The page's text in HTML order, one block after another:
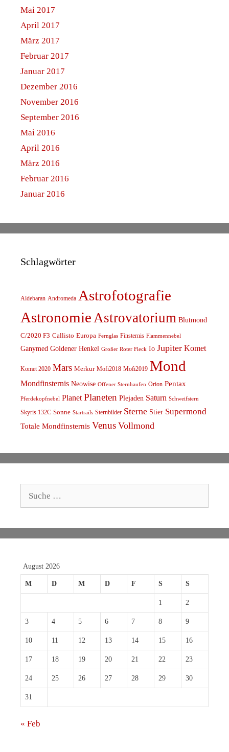
Mai 2017
April 2017
März 2017
Februar 2017
Januar 2017
Dezember 2016
November 2016
September 2016
Mai 2016
April 2016
März 2016
Februar 2016
Januar 2016
Schlagwörter
Aldebaran Andromeda Astrofotografie
Astronomie Astrovatorium Blutmond
C/2020 F3 Callisto Europa Fernglas Finsternis Flammennebel
Ganymed Goldener Henkel Großer Roter Fleck Io Jupiter Komet
Komet 2020 Mars Merkur Mofi2018 Mofi2019 Mond
Mondfinsternis Neowise Offener Sternhaufen Orion Pentax
Pferdekopfnebel Planet Planeten Plejaden Saturn Schweifstern
Skyris 132C Sonne Startrails Sternbilder Sterne Stier Supermond
Totale Mondfinsternis Venus Vollmond
August 2026
M D M D F S S
1 2
3 4 5 6 7 8 9
10 11 12 13 14 15 16
17 18 19 20 21 22 23
24 25 26 27 28 29 30
31
« Feb